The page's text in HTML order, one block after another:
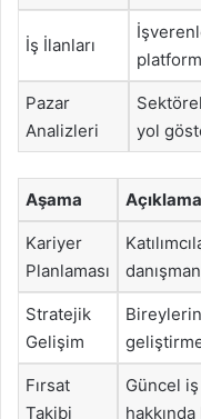
İş İlanları
Pazar
Analizleri
yol
Aşama Açıklama
Kariyer
Planlaması
Stratejik
Gelişim
Fırsat
Takibi
Güncel